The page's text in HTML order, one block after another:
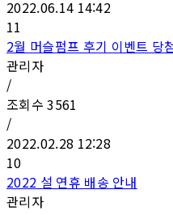
2022.06.14 14:42
11
2월 머슬펌프 후기 이벤트 당
관리자
/
조회수3561
/
2022.02.28 12:28
10
2022 설 연휴 배송 안내
관리자